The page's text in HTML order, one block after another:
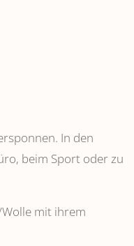
In den
beim Sport oder zu
mit ihrem